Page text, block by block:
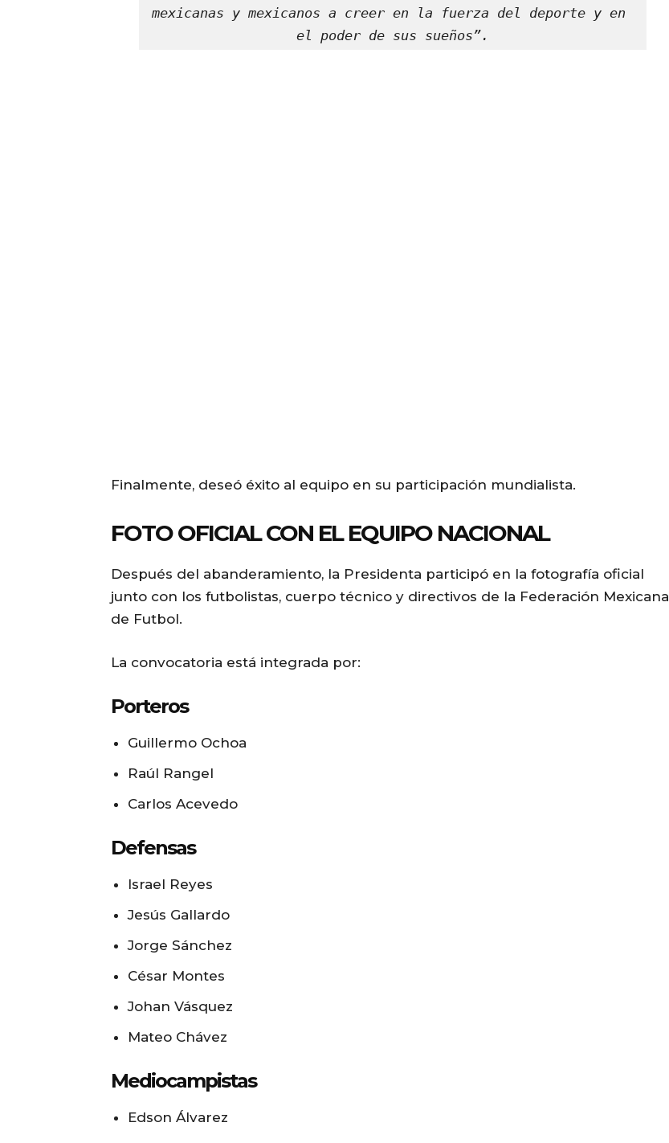
mexicanas y mexicanos a creer en la fuerza del deporte y en
el poder de sus sueños”.
Finalmente, deseó éxito al equipo en su participación mundialista.
FOTO OFICIAL CON EL EQUIPO NACIONAL
Después del abanderamiento, la Presidenta participó en la fotografía oficial
junto con los futbolistas, cuerpo técnico y directivos de la Federación Mexicana
de Futbol.
La convocatoria está integrada por:
Porteros
Guillermo Ochoa
Raúl Rangel
Carlos Acevedo
Defensas
Israel Reyes
Jesús Gallardo
Jorge Sánchez
César Montes
Johan Vásquez
Mateo Chávez
Mediocampistas
Edson Álvarez